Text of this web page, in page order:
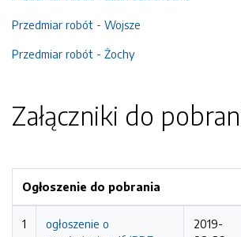
Przedmiar robót - Wojsze
Przedmiar robót - Żochy
Załączniki do
Ogłoszenie do pobrania
1
ogłoszenie o
2019-